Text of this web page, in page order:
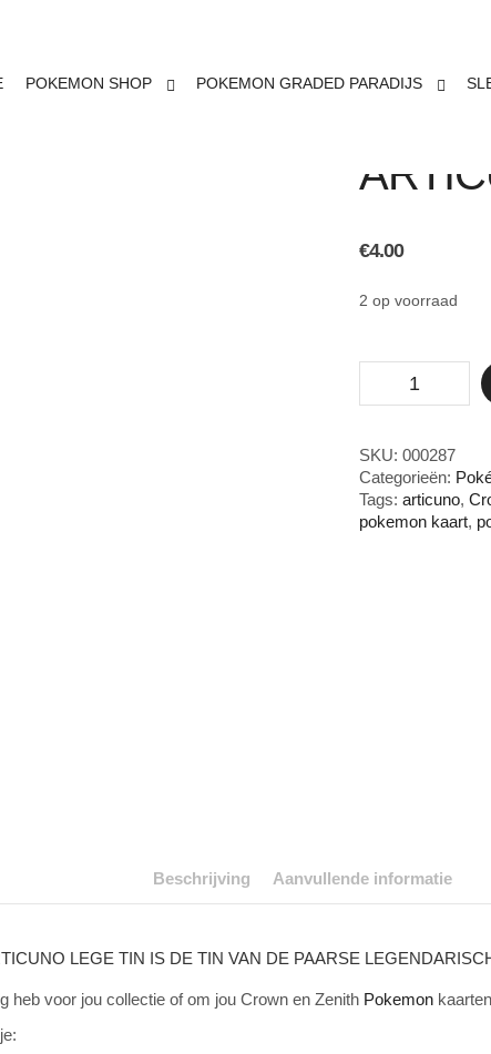
POKEMON SHOP POKEMON GRADED PARADIJS
€4.00
2 op voorraad
Galarian
lege
tin
aantal
SKU:000287
Categorieën:
Tags:articuno,
pokemon kaart,
Beschrijving Aanvullende informatie
LEGE TIN IS DE TIN VAN DE PAARSE
heb voor jou collectie of om jou Crown en Zenith Pokemon